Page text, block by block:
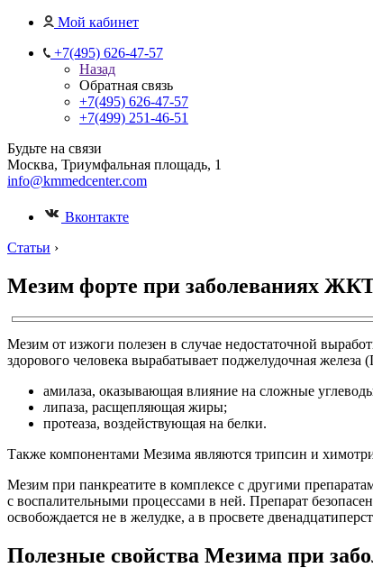
Мой кабинет
+7(495) 626-47-57
Назад
Обратная связь
+7(495) 626-47-57
+7(499) 251-46-51
Будьте на связи
Москва, Триумфальная площадь, 1
info@kmmedcenter.com
Вконтакте
Статьи ›
Мезим форте при заболеваниях
Мезим от изжоги полезен в случае недостаточной
здорового человека вырабатывает поджелудочная
амилаза, оказывающая влияние на сложные
липаза, расщепляющая жиры;
протеаза, воздействующая на белки.
Также компонентами Мезима являются трипсин и
Мезим при панкреатите в комплексе с другими
с воспалительными процессами в ней. Препарат
освобождается не в желудке, а в просвете
Полезные свойства Мезима при